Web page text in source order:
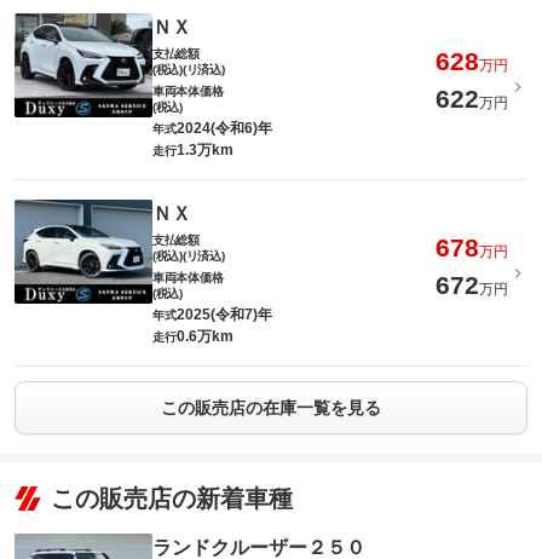
ＮＸ
支払総額
(税込)(リ済込)
628万円
車両本体価格
(税込)
622万円
年式2024(令和6)年
走行1.3万km
ＮＸ
支払総額
(税込)(リ済込)
678万円
車両本体価格
(税込)
672万円
年式2025(令和7)年
走行0.6万km
この販売店の在庫一覧を見る
この販売店の新着車種
ランドクルーザー２５０